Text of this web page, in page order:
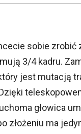
sobie
3/4 kadru.
jest mutacją
głowica
złożeniu ma